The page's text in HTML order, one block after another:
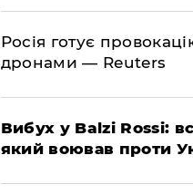
Росія готує
дронами — Reuters
​Вибух у Balzi Rossi:
який воював проти